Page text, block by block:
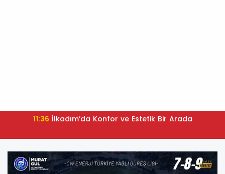
11:34 Thorsten Fink: "Genç Kadromuza Güveniyoruz"